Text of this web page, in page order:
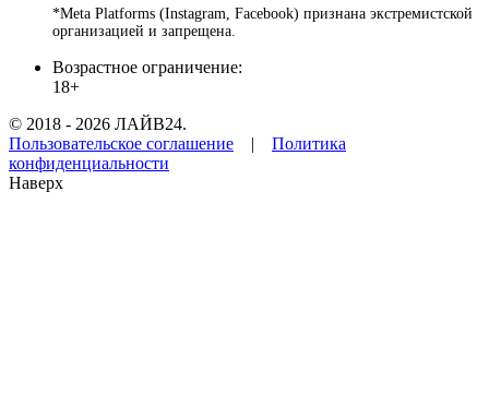
*Meta Platforms (Instagram, Facebook) признана экстремистской
организацией и запрещена.
Возрастное ограничение:
18+
© 2018 - 2026 ЛАЙВ24.
Пользовательское соглашение | Политика
конфиденциальности
Наверх